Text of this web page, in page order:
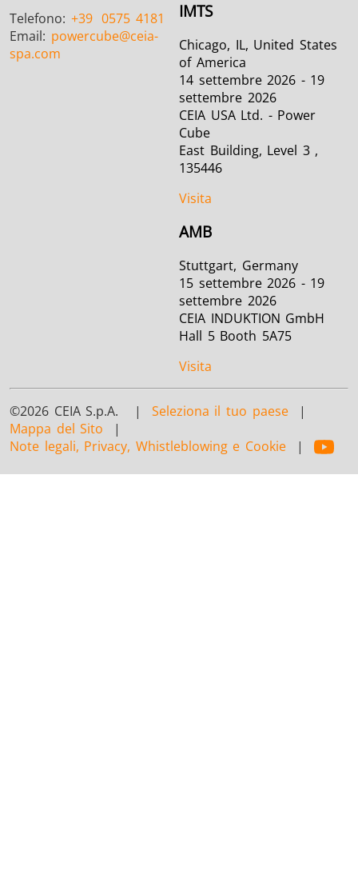
Telefono: +39 0575 4181
Email: powercube@ceia-
spa.com
IMTS
Chicago, IL, United States
of America
14 settembre 2026 - 19
settembre 2026
CEIA USA Ltd. - Power
Cube
East Building, Level 3 ,
135446
Visita
AMB
Stuttgart, Germany
15 settembre 2026 - 19
settembre 2026
CEIA INDUKTION GmbH
Hall 5 Booth 5A75
Visita
©2026 CEIA S.p.A. | Seleziona il tuo paese|
Mappa del Sito |
Note legali, Privacy, Whistleblowing e Cookie|